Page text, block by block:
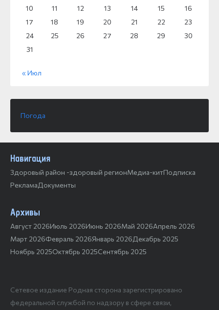
10
11 12 13 14 15
16
17
18 19 20 21 22
23
24
25 26 27 28 29
30
31
« Июл
Погода
Навигация
Здоровый район -здоровый регионМедиа-китПодписка
РекламаДокументы
Архивы
Август 2026Июль 2026Июнь 2026Май 2026Апрель 2026
Март 2026Февраль 2026Январь 2026Декабрь 2025
Ноябрь 2025Октябрь 2025Сентябрь 2025
Сетевое издание Родная сторона зарегистрировано
федеральной службой по надзору в сфере связи,